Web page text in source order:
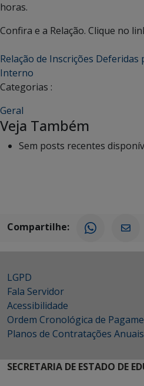
horas.
Confira e a Relação. Clique no
Relação de Inscrições Deferidas
Interno
Categorias :
Geral
Veja Também
Sem posts recentes
Compartilhe:
LGPD
Fala Servidor
Acessibilidade
Ordem Cronológica de
Planos de Contratações Anuais
SECRETARIA DE ESTADO DE